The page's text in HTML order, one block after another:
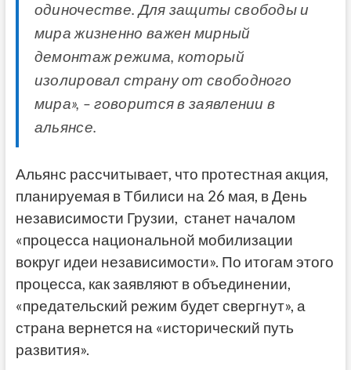
одиночестве. Для защиты свободы и
мира жизненно важен мирный
демонтаж режима, который
изолировал страну от свободного
мира», – говорится в заявлении в
альянсе.
Альянс рассчитывает, что протестная акция,
планируемая в Тбилиси на 26 мая, в День
независимости Грузии, станет началом
«процесса национальной мобилизации
вокруг идеи независимости». По итогам этого
процесса, как заявляют в объединении,
«предательский режим будет свергнут», а
страна вернется на «исторический путь
развития».